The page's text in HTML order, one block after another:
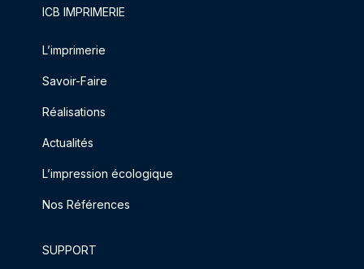
ICB IMPRIMERIE
L’imprimerie
Savoir-Faire
Réalisations
Actualités
L’impression écologique
Nos Références
SUPPORT